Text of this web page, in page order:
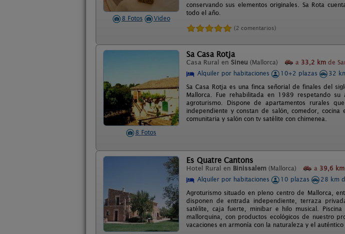
8 Fotos Video
conservando sus elementos originales. Sa Rota
todo el año.
(2 comentarios)
8 Fotos
Sa Casa Rotja
Casa Rural en Sineu (Mallorca) a 33,2 km de
Alquiler por habitaciones
10+2 plazas
32
Sa Casa Rotja es una finca señorial de finales del
Mallorca. Fue rehabilitada en 1989 respetando
agroturismo. Dispone de apartamentos rurales
independiente y constan de salón, comedor,
comunitaria y salón con tv satélite con chimenea.
Es Quatre Cantons
Hotel Rural en Binissalem (Mallorca) a 39,6 km
Alquiler por habitaciones
10 plazas
28 km
Agroturismo situado en pleno centro de Mallorca,
disponen de entrada independiente, terraza
satélite, caja fuerte, minibar e hilo musical.
mallorquina, con productos ecológicos de nuestro
vacaciones en armonía con la naturaleza y el